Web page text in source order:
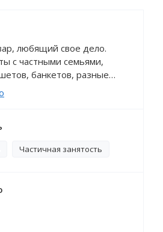
любящий свое дело.
с частными семьями,
банкетов, разные
меню, морепродукты,
средиземноморская,
арабская кухни,
шеф- универсал, выпечка,
Частичная занятость